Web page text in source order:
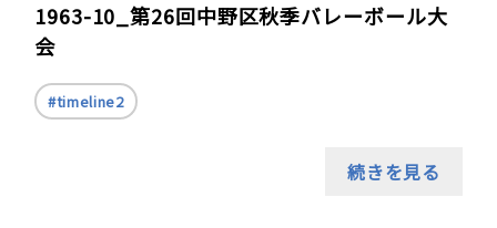
1963-10_第26回中野区秋季バレーボール大
会
timeline2
続きを見る